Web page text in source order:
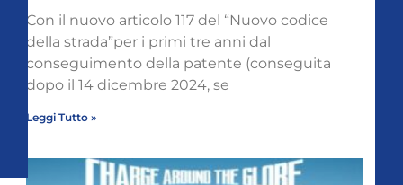
Con il nuovo articolo 117 del “Nuovo codice
della strada”per i primi tre anni dal
conseguimento della patente (conseguita
dopo il 14 dicembre 2024, se
Leggi Tutto »